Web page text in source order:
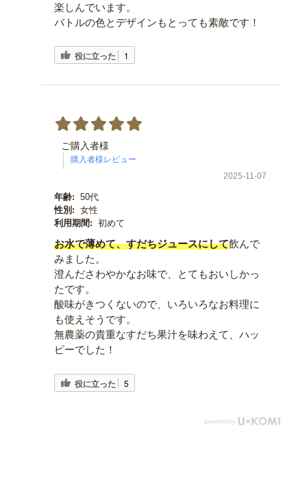
楽しんでいます。
バトルの色とデザインもとっても素敵です！
役に立った 1
ご購入者様
2025-11-07
年齢: 50代
性別: 女性
利用期間: 初めて
お水で薄めて、すだちジュースにして飲んで
みました。
澄んださわやかなお味で、とてもおいしかっ
たです。
酸味がきつくないので、いろいろなお料理に
も使えそうです。
無農薬の貴重なすだち果汁を味わえて、ハッ
ピーでした！
役に立った 5